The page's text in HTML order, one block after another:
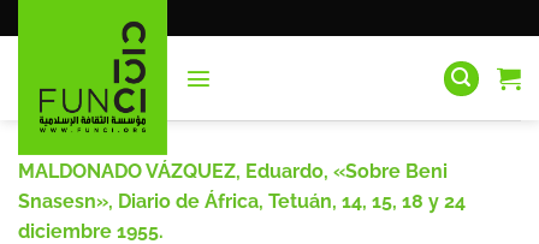
al
MALDONADO VÁZQUEZ, Eduardo, «Sobre Beni
Snasesn», Diario de África, Tetuán, 14, 15, 18 y 24
diciembre 1955.